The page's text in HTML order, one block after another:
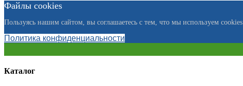
Файлы cookies
Пользуясь нашим сайтом, вы соглашаетесь с тем, что мы используем cookies
Политика конфиденциальности
Каталог